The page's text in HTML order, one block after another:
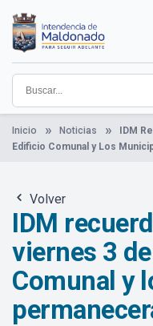
contenido
principal
Institucional
Municipios
Descubre Maldonado
Comunicación
Servicios
Guía De Trámites
Ver Noticias
Inicio Noticias
IDM
Edificio Comunal y Los
Volver
IDM
viernes 3
Comunal y